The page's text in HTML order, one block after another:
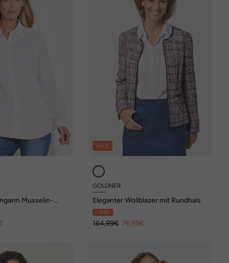
Musselin-
SALE
GOLDNER
Eleganter Wollblazer mit Rundhals
- 53%
164,99€ 76,99€